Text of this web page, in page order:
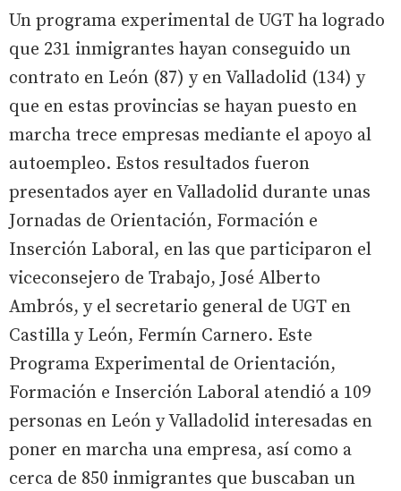
Un programa experimental de UGT ha logrado
que 231 inmigrantes hayan conseguido un
contrato en León (87) y en Valladolid (134) y
que en estas provincias se hayan puesto en
marcha trece empresas mediante el apoyo al
autoempleo. Estos resultados fueron
presentados ayer en Valladolid durante unas
Jornadas de Orientación, Formación e
Inserción Laboral, en las que participaron el
viceconsejero de Trabajo, José Alberto
Ambrós, y el secretario general de UGT en
Castilla y León, Fermín Carnero. Este
Programa Experimental de Orientación,
Formación e Inserción Laboral atendió a 109
personas en León y Valladolid interesadas en
poner en marcha una empresa, así como a
cerca de 850 inmigrantes que buscaban un